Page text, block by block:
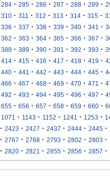
284 · 285 · 286 · 287 · 288 · 289 ·
310 · 311 · 312 · 313 · 314 · 315 ·
336 · 337 · 338 · 339 · 340 · 341 ·
362 · 363 · 364 · 365 · 366 · 367 ·
388 · 389 · 390 · 391 · 392 · 393 ·
414 · 415 · 416 · 417 · 418 · 419 ·
440 · 441 · 442 · 443 · 444 · 445 ·
466 · 467 · 468 · 469 · 470 · 471 ·
492 · 493 · 494 · 495 · 496 · 497 ·
655 · 656 · 657 · 658 · 659 · 660 ·
1071 · 1143 · 1152 · 1241 · 1253 ·
· 2423 · 2427 · 2437 · 2444 · 2445 ·
· 2767 · 2768 · 2793 · 2802 · 2803 ·
· 2820 · 2821 · 2855 · 2856 · 2857 ·